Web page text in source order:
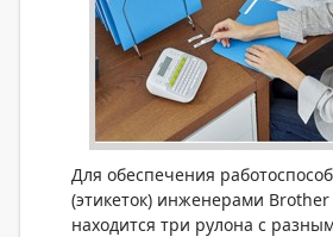
Для обеспечения
(этикеток) инженерами
находится три рулона с